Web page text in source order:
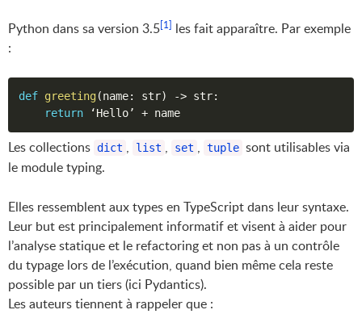
Python dans sa version 3.5[1] les fait apparaître. Par exemple
:
def greeting(name: str) -> str:
return ‘Hello’ +
Les collections dict , list , set , tuple sont utilisables via
le module typing.
Elles ressemblent aux types en TypeScript dans leur syntaxe.
Leur but est principalement informatif et visent à aider pour
l’analyse statique et le refactoring et non pas à un contrôle
du typage lors de l’exécution, quand bien même cela reste
possible par un tiers (ici Pydantics).
Les auteurs tiennent à rappeler que :